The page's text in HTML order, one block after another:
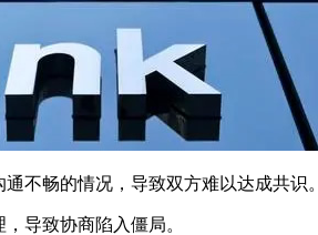
不畅的情况，导致双方难以达成共识。
导致协商陷入僵局。